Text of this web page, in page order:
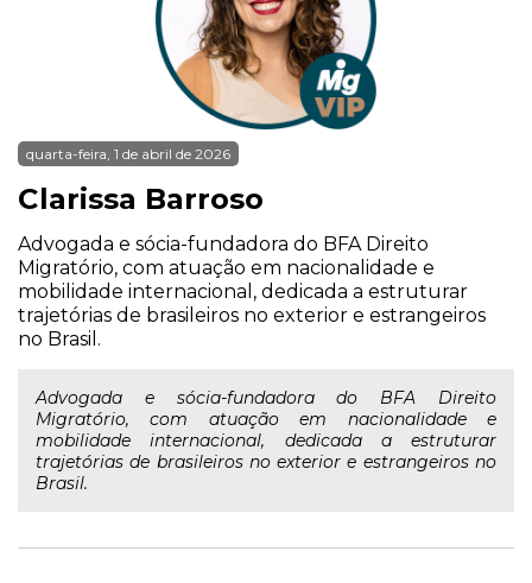
quarta-feira, 1 de abril de 2026
Clarissa Barroso
Advogada e sócia-fundadora do BFA Direito
Migratório, com atuação em nacionalidade e
mobilidade internacional, dedicada a estruturar
trajetórias de brasileiros no exterior e estrangeiros
no Brasil.
Advogada e sócia-fundadora do BFA Direito
Migratório, com atuação em nacionalidade e
mobilidade internacional, dedicada a estruturar
trajetórias de brasileiros no exterior e estrangeiros no
Brasil.